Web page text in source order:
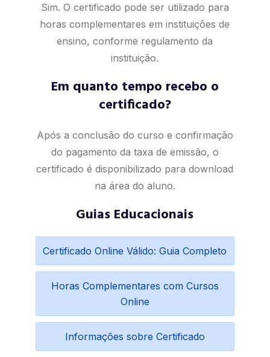
Sim. O certificado pode ser utilizado para
horas complementares em instituições de
ensino, conforme regulamento da
instituição.
Em quanto tempo recebo o
certificado?
Após a conclusão do curso e confirmação
do pagamento da taxa de emissão, o
certificado é disponibilizado para download
na área do aluno.
Guias Educacionais
Certificado Online Válido: Guia Completo
Horas Complementares com Cursos
Online
Informações sobre Certificado